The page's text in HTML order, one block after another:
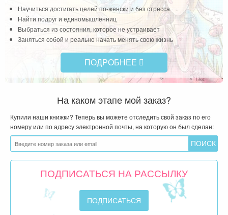
Научиться достигать целей по-женски и без стресса
Найти подруг и единомышленниц
Выбраться из состояния, которое не устраивает
Заняться собой и реально начать менять свою жизнь
ПОДРОБНЕЕ
На каком этапе мой заказ?
Купили наши книжки? Теперь вы можете отследить свой заказ по его
номеру или по адресу электронной почты, на которую он был сделан:
ПОДПИСАТЬСЯ НА РАССЫЛКУ